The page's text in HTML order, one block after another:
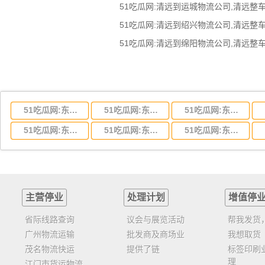
51吃瓜网:东莞到湖北省物流专线,东莞到湖北省物流公司 51吃瓜网:东莞到河南省物流专线,东莞到河南省物流公司 51吃瓜网:东莞到湖南省物流专线,东莞到湖南省物流公司
51吃瓜网:东莞到云南省物流运输,东莞到云南省物流公司 51吃瓜网:东莞到江西省物流专线,东莞到江西省物流公司 51吃瓜网:东莞到安徽省物流专线,东莞到安徽省物流公司
主营停业
省际线路查询
广州物流运输
茂名物流快运
处理计划
议会与展览活动
批发商及商场业
提供了链
增值停
帮我发货
我想取货
标签印刷
理